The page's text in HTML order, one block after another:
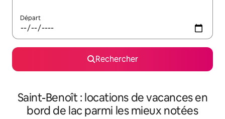
Départ
Rechercher
Saint-Benoît : locations de vacances en
bord de lac parmi les mieux notées